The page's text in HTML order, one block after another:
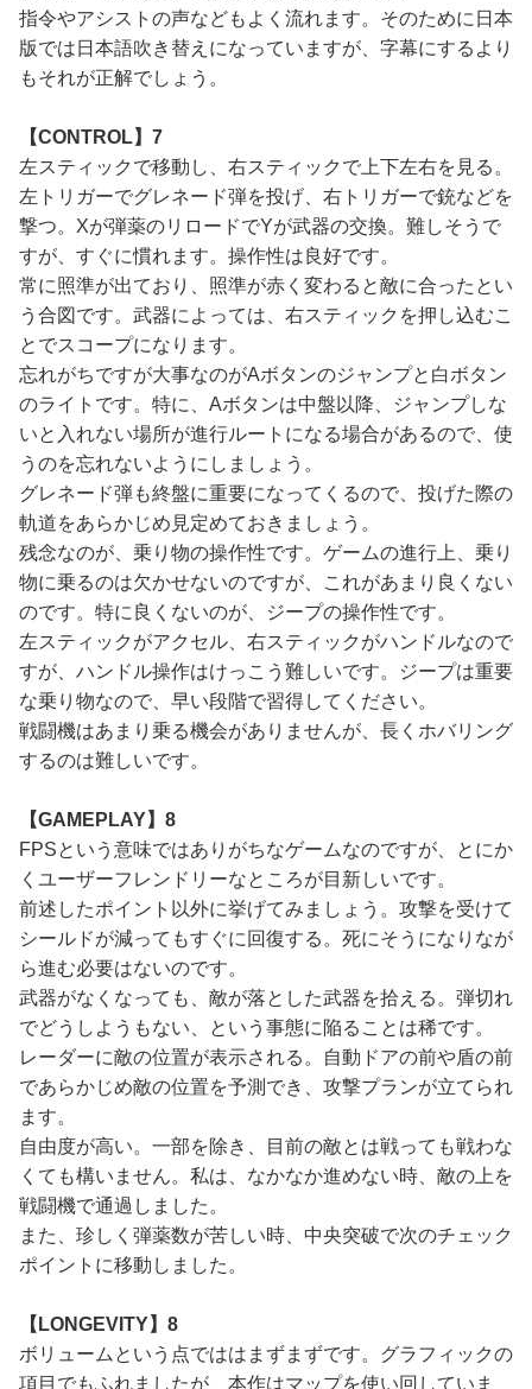
指令やアシストの声などもよく流れます。そのために日本
版では日本語吹き替えになっていますが、字幕にするより
もそれが正解でしょう。
【CONTROL】7
左スティックで移動し、右スティックで上下左右を見る。
左トリガーでグレネード弾を投げ、右トリガーで銃などを
撃つ。Xが弾薬のリロードでYが武器の交換。難しそうで
すが、すぐに慣れます。操作性は良好です。
常に照準が出ており、照準が赤く変わると敵に合ったとい
う合図です。武器によっては、右スティックを押し込むこ
とでスコープになります。
忘れがちですが大事なのがAボタンのジャンプと白ボタン
のライトです。特に、Aボタンは中盤以降、ジャンプしな
いと入れない場所が進行ルートになる場合があるので、使
うのを忘れないようにしましょう。
グレネード弾も終盤に重要になってくるので、投げた際の
軌道をあらかじめ見定めておきましょう。
残念なのが、乗り物の操作性です。ゲームの進行上、乗り
物に乗るのは欠かせないのですが、これがあまり良くない
のです。特に良くないのが、ジープの操作性です。
左スティックがアクセル、右スティックがハンドルなので
すが、ハンドル操作はけっこう難しいです。ジープは重要
な乗り物なので、早い段階で習得してください。
戦闘機はあまり乗る機会がありませんが、長くホバリング
するのは難しいです。
【GAMEPLAY】8
FPSという意味ではありがちなゲームなのですが、とにか
くユーザーフレンドリーなところが目新しいです。
前述したポイント以外に挙げてみましょう。攻撃を受けて
シールドが減ってもすぐに回復する。死にそうになりなが
ら進む必要はないのです。
武器がなくなっても、敵が落とした武器を拾える。弾切れ
でどうしようもない、という事態に陥ることは稀です。
レーダーに敵の位置が表示される。自動ドアの前や盾の前
であらかじめ敵の位置を予測でき、攻撃プランが立てられ
ます。
自由度が高い。一部を除き、目前の敵とは戦っても戦わな
くても構いません。私は、なかなか進めない時、敵の上を
戦闘機で通過しました。
また、珍しく弾薬数が苦しい時、中央突破で次のチェック
ポイントに移動しました。
【LONGEVITY】8
ボリュームという点でははまずまずです。グラフィックの
項目でもふれましたが、本作はマップを使い回していま